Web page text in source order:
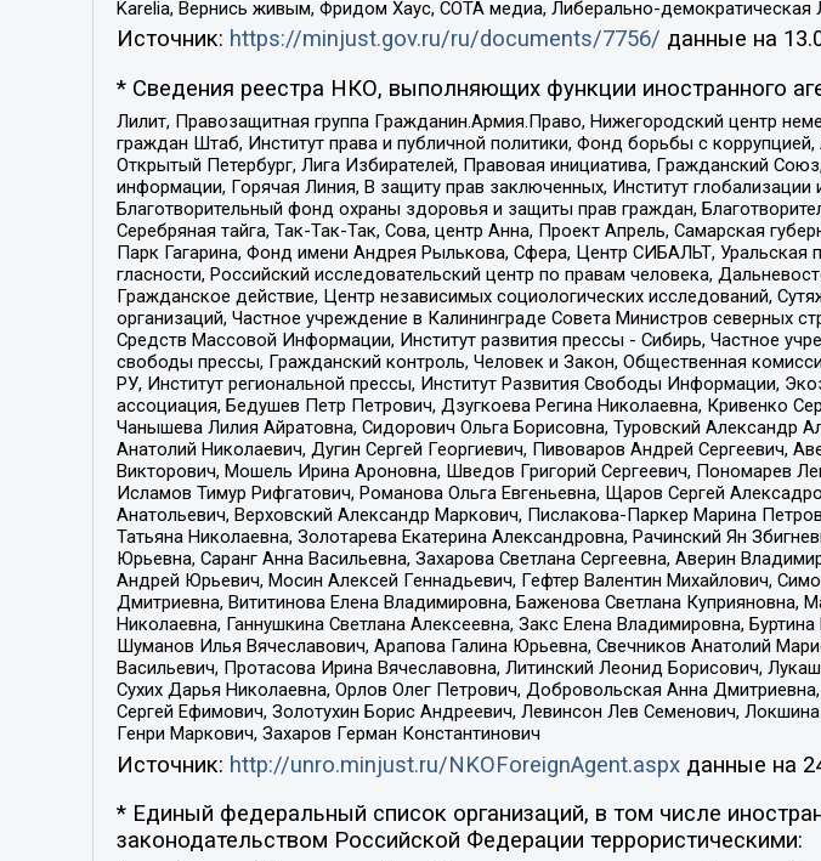
Karelia, Вернись живым, Фридом Хаус, СОТА медиа, Либерально-демократическая
Источник: https://minjust.gov.ru/ru/documents/7756/ данные на
* Сведения реестра НКО, выполняющих функции иностранного
Лилит, Правозащитная группа Гражданин.Армия.Право, Нижегородский центр
граждан Штаб, Институт права и публичной политики, Фонд борьбы с
Открытый Петербург, Лига Избирателей, Правовая инициатива, Гражданский
информации, Горячая Линия, В защиту прав заключенных, Институт
Благотворительный фонд охраны здоровья и защиты прав граждан,
Серебряная тайга, Так-Так-Так, Сова, центр Анна, Проект Апрель, Самарская
Парк Гагарина, Фонд имени Андрея Рылькова, Сфера, Центр СИБАЛЬТ,
гласности, Российский исследовательский центр по правам человека,
Гражданское действие, Центр независимых социологических исследований,
организаций, Частное учреждение в Калининграде Совета Министров северных
Средств Массовой Информации, Институт развития прессы - Сибирь, Частное
свободы прессы, Гражданский контроль, Человек и Закон, Общественная
РУ, Институт региональной прессы, Институт Развития Свободы Информации,
ассоциация, Бедушев Петр Петрович, Дзугкоева Регина Николаевна, Кривенко
Чанышева Лилия Айратовна, Сидорович Ольга Борисовна, Туровский Александр
Анатолий Николаевич, Дугин Сергей Георгиевич, Пивоваров Андрей Сергеевич,
Викторович, Мошель Ирина Ароновна, Шведов Григорий Сергеевич, Пономарев
Исламов Тимур Рифгатович, Романова Ольга Евгеньевна, Щаров Сергей
Анатольевич, Верховский Александр Маркович, Пислакова-Паркер Марина
Татьяна Николаевна, Золотарева Екатерина Александровна, Рачинский Ян
Юрьевна, Саранг Анна Васильевна, Захарова Светлана Сергеевна, Аверин
Андрей Юрьевич, Мосин Алексей Геннадьевич, Гефтер Валентин Михайлович,
Дмитриевна, Вититинова Елена Владимировна, Баженова Светлана Куприяновна,
Николаевна, Ганнушкина Светлана Алексеевна, Закс Елена Владимировна,
Шуманов Илья Вячеславович, Арапова Галина Юрьевна, Свечников Анатолий
Васильевич, Протасова Ирина Вячеславовна, Литинский Леонид Борисович,
Сухих Дарья Николаевна, Орлов Олег Петрович, Добровольская Анна
Сергей Ефимович, Золотухин Борис Андреевич, Левинсон Лев Семенович,
Генри Маркович, Захаров Герман Константинович
Источник: http://unro.minjust.ru/NKOForeignAgent.aspxданные на
* Единый федеральный список организаций, в том числе
законодательством Российской Федерации террористическими: